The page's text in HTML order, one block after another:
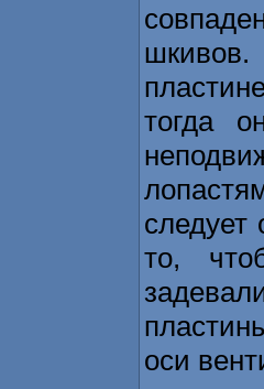
тогда
следует
то,
оси